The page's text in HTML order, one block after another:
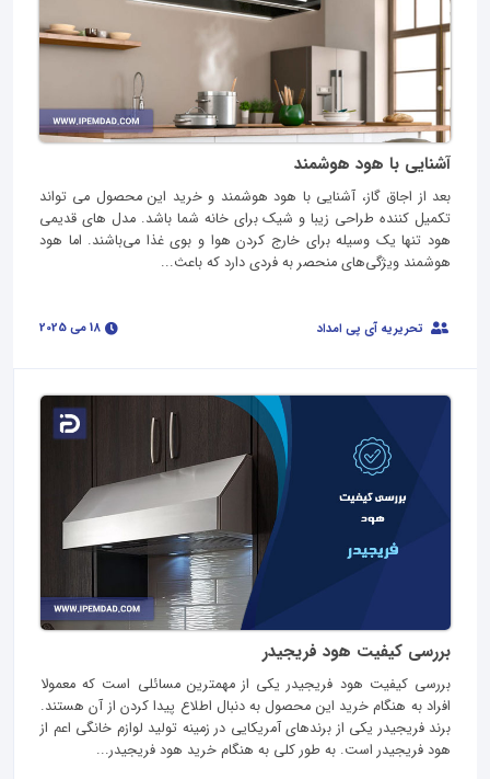
آشنایی با هود هوشمند
بعد از اجاق گاز، آشنایی با هود هوشمند و خرید این محصول می تواند
تکمیل کننده طراحی زیبا و شیک برای خانه شما باشد. مدل‌ های قدیمی
هود تنها یک وسیله برای خارج کردن هوا و بوی غذا می‌باشند. اما هود
هوشمند ویژگی‌های منحصر به فردی دارد که باعث...
تحریریه آی پی امداد
بررسی کیفیت هود فریجیدر
بررسی کیفیت هود فریجیدر یکی از مهمترین مسائلی است که معمولا
افراد به هنگام خرید این محصول به دنبال اطلاع پیدا کردن از آن هستند.
برند فریجیدر یکی از برندهای آمریکایی در زمینه تولید لوازم خانگی اعم از
هود فریجیدر است. به طور کلی به هنگام خرید هود فریجیدر...